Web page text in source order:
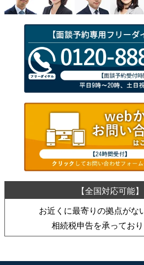
お近くに最寄りの拠点がな
相続税申告を承っており